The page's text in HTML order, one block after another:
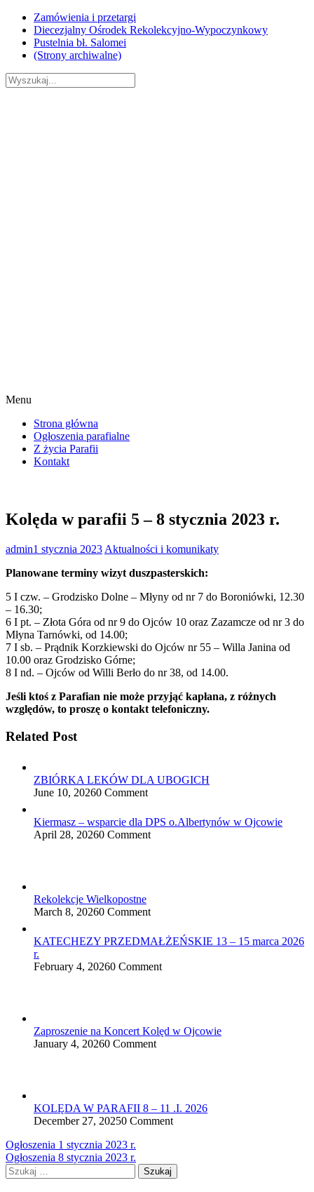
Skip
content
Zamówienia i przetargi
Diecezjalny Ośrodek Rekolekcyjno-Wypoczynkowy
Pustelnia bł. Salomei
(Strony archiwalne)
Menu
Strona główna
Ogłoszenia parafialne
Z życia Parafii
Kontakt
Kolęda w parafii 5 – 8 stycznia 2023 r.
admin1 stycznia 2023 Aktualności i komunikaty
Planowane terminy wizyt duszpasterskich:
5 I czw. – Grodzisko Dolne – Młyny od nr 7 do Boroniówki, 12.30
– 16.30;
6 I pt. – Złota Góra od nr 9 do Ojców 10 oraz Zazamcze od nr 3 do
Młyna Tarnówki, od 14.00;
7 I sb. – Prądnik Korzkiewski do Ojców nr 55 – Willa Janina od
10.00 oraz Grodzisko Górne;
8 I nd. – Ojców od Willi Berło do nr 38, od 14.00.
Jeśli ktoś z Parafian nie może przyjąć kapłana, z różnych
względów, to proszę o kontakt telefoniczny.
Related Post
ZBIÓRKA LEKÓW DLA UBOGICH
June 10, 20260 Comment
Kiermasz – wsparcie dla DPS o.Albertynów w Ojcowie
April 28, 20260 Comment
Rekolekcje Wielkopostne
March 8, 20260 Comment
KATECHEZY PRZEDMAŁŻEŃSKIE 13 – 15 marca 2026
r.
February 4, 20260 Comment
Zaproszenie na Koncert Kolęd w Ojcowie
January 4, 20260 Comment
KOLĘDA W PARAFII 8 – 11 .I. 2026
December 27, 20250 Comment
Nawigacja
wpisu
Ogłoszenia 1 stycznia 2023 r.
Ogłoszenia 8 stycznia 2023 r.
Szukaj: